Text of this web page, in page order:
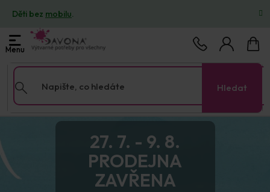
obsah
Děti bez mobilu.
Hledat
košík
27. 7. - 9. 8.
PRODEJNA
ZAVŘENA